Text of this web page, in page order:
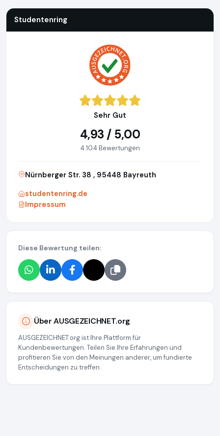
Studentenring
Sehr Gut
4,93 / 5,00
4.104 Bewertungen
Nürnberger Str. 38 , 95448 Bayreuth
studentenring.de
Impressum
Diese Bewertung teilen:
Über AUSGEZEICHNET.org
AUSGEZEICHNET.org ist Ihre Plattform für
Kundenbewertungen. Teilen Sie Ihre Erfahrungen und
profitieren Sie von den Meinungen anderer, um fundierte
Entscheidungen zu treffen.